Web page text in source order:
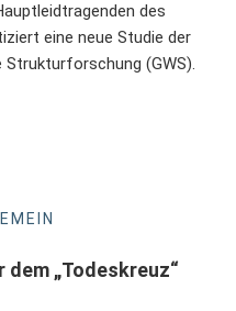
des
eine neue Studie der
(GWS).
„Todeskreuz“